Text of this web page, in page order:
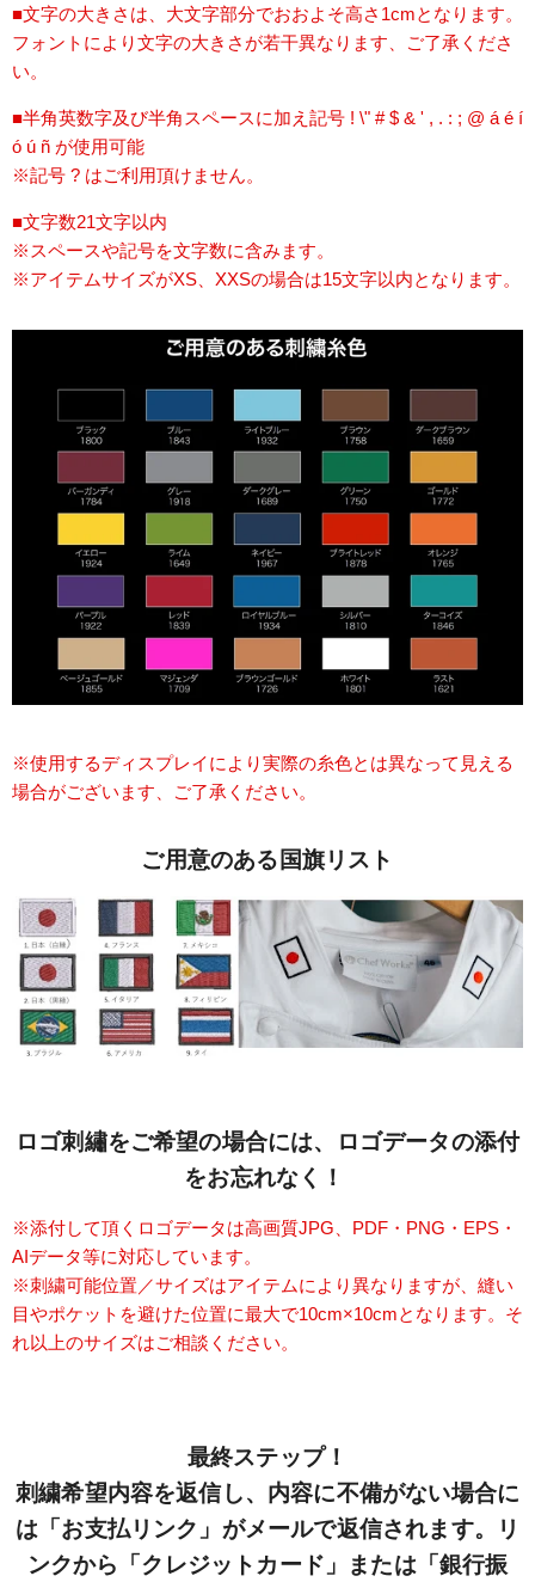
■文字の大きさは、大文字部分でおおよそ高さ1cmとなります。
フォントにより文字の大きさが若干異なります、ご了承くださ
い。
■半角英数字及び半角スペースに加え記号 ! \" # $ & ' , . : ; @ á é í
ó ú ñ が使用可能
※記号 ? はご利用頂けません。
■文字数21文字以内
※スペースや記号を文字数に含みます。
※アイテムサイズがXS、XXSの場合は15文字以内となります。
※使用するディスプレイにより実際の糸色とは異なって見える
場合がございます、ご了承ください。
ご用意のある国旗リスト
ロゴ刺繡をご希望の場合には、ロゴデータの添付
をお忘れなく！
※添付して頂くロゴデータは高画質JPG、PDF・PNG・EPS・
AIデータ等に対応しています。
※刺繍可能位置／サイズはアイテムにより異なりますが、縫い
目やポケットを避けた位置に最大で10cm×10cmとなります。そ
れ以上のサイズはご相談ください。
最終ステップ！
刺繍希望内容を返信し、内容に不備がない場合に
は「お支払リンク」がメールで返信されます。リ
ンクから「クレジットカード」または「銀行振